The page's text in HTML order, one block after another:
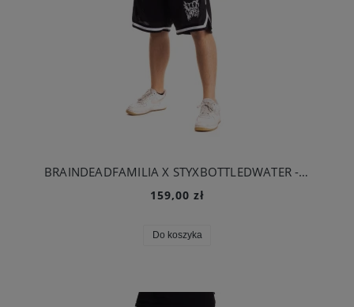
BRAINDEADFAMILIA X STYXBOTTLEDWATER - TRASH FONT SZORTY BASKETBALL CZARNE
159,00 zł
Do koszyka